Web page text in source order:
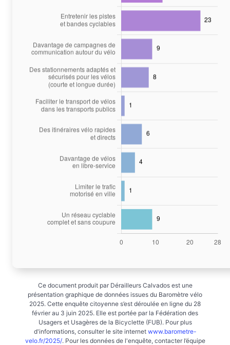
Ce document produit par Dérailleurs Calvados est une
présentation graphique de données issues du Baromètre vélo
2025. Cette enquête citoyenne s’est déroulée en ligne du 28
février au 3 juin 2025. Elle est portée par la Fédération des
Usagers et Usagères de la Bicyclette (FUB). Pour plus
d'informations, consulter le site internet www.barometre-
velo.fr/2025/. Pour les données de l'enquête, contacter l’équipe